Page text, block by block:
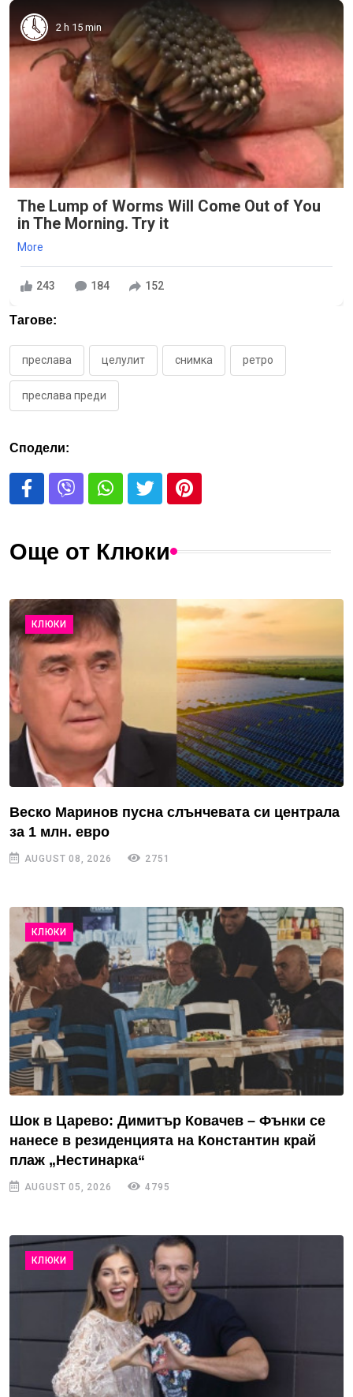
2 h 15 min
The Lump of Worms Will Come Out of You
in The Morning. Try it
More
243 184 152
Тагове:
преслава целулит снимка ретро
преслава преди
Сподели:
Още от Клюки
КЛЮКИ
Веско Маринов пусна слънчевата си централа
за 1 млн. евро
AUGUST 08, 2026 2751
КЛЮКИ
Шок в Царево: Димитър Ковачев – Фънки се
нанесе в резиденцията на Константин край
плаж „Нестинарка“
AUGUST 05, 2026 4795
КЛЮКИ